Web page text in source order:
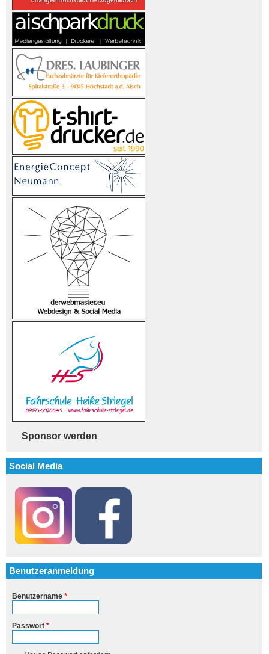
Sponsor werden
Social Media
Benutzeranmeldung
Benutzername *
Passwort *